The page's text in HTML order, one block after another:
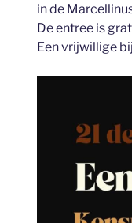
in de
De entree is
Een vrijwillige